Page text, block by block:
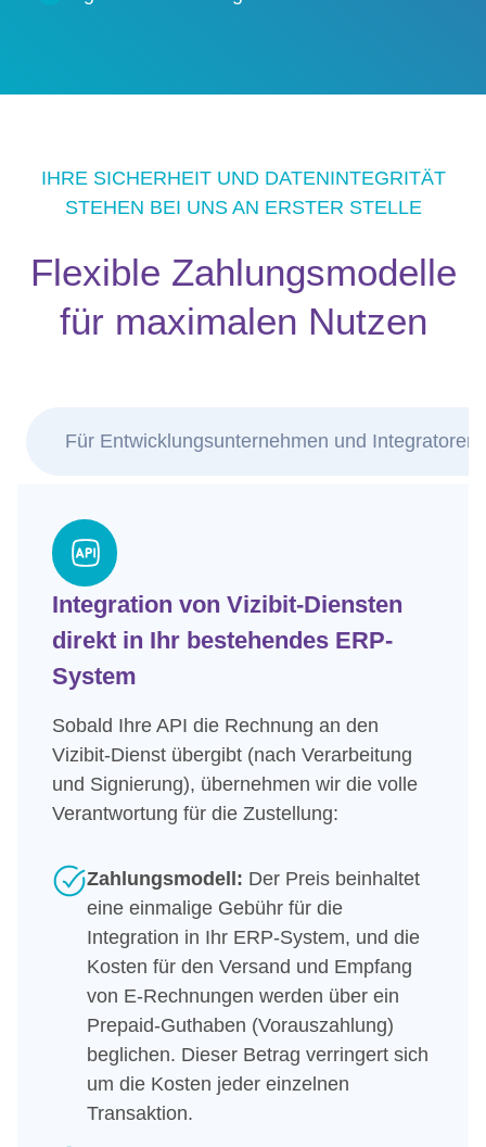
IHRE SICHERHEIT UND DATENINTEGRITÄT
STEHEN BEI UNS AN ERSTER STELLE
Flexible Zahlungsmodelle
für maximalen Nutzen
Für Entwicklungsunternehmen und Integratoren
Integration von Vizibit-Diensten
direkt in Ihr bestehendes ERP-
System
Sobald Ihre API die Rechnung an den
Vizibit-Dienst übergibt (nach Verarbeitung
und Signierung), übernehmen wir die volle
Verantwortung für die Zustellung:
Zahlungsmodell: Der Preis beinhaltet
eine einmalige Gebühr für die
Integration in Ihr ERP-System, und die
Kosten für den Versand und Empfang
von E-Rechnungen werden über ein
Prepaid-Guthaben (Vorauszahlung)
beglichen. Dieser Betrag verringert sich
um die Kosten jeder einzelnen
Transaktion.